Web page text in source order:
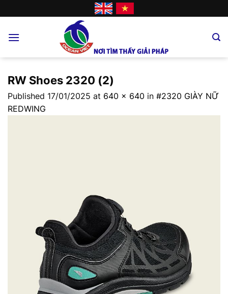
to
RW Shoes 2320 (2)
Published 17/01/2025 at 640 × 640 in #2320 GIÀY NỮ
REDWING